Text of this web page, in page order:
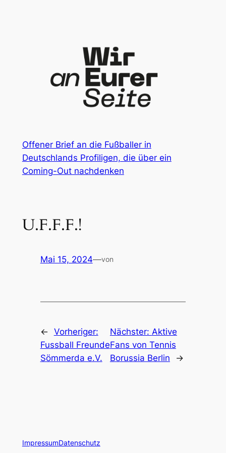
Offener Brief an die Fußballer in
Deutschlands Profiligen, die über ein
Coming-Out nachdenken
U.F.F.F.!
Mai 15, 2024—von
← Vorheriger:
Fussball Freunde
Sömmerda e.V.
Nächster: Aktive
Fans von Tennis
Borussia Berlin
→
ImpressumDatenschutz